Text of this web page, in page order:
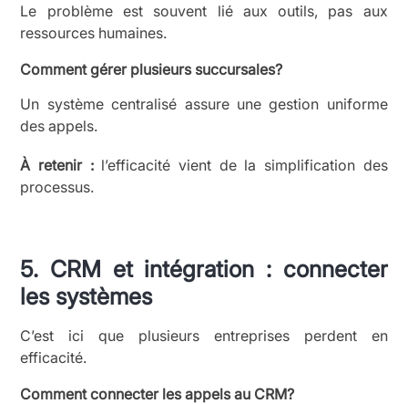
Le problème est souvent lié aux outils, pas aux
ressources humaines.
Comment gérer plusieurs succursales?
Un système centralisé assure une gestion uniforme
des appels.
À retenir :l’efficacité vient de la simplification des
processus.
5. CRM et intégration : connecter
les systèmes
C’est ici que plusieurs entreprises perdent en
efficacité.
Comment connecter les appels au CRM?